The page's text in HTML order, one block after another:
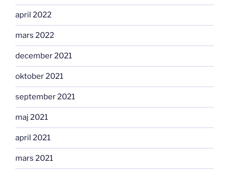
april 2022
mars 2022
december 2021
oktober 2021
september 2021
maj 2021
april 2021
mars 2021